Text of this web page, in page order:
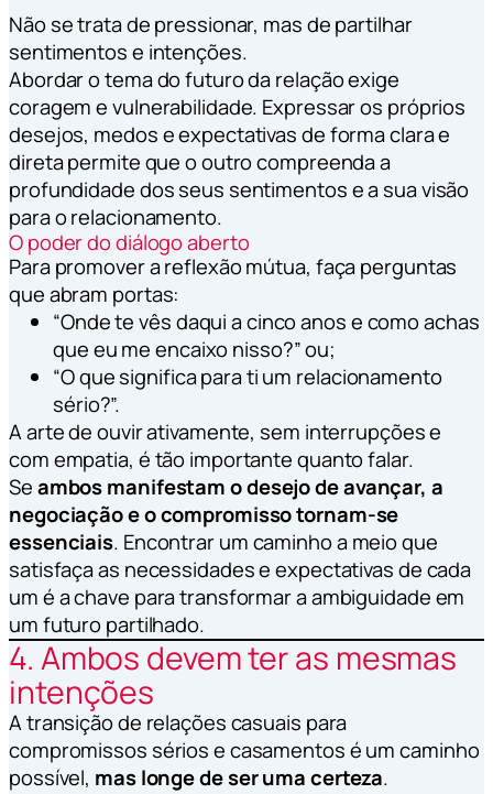
Não se trata de pressionar, mas de partilhar
sentimentos e intenções.
Abordar o tema do futuro da relação exige
coragem e vulnerabilidade. Expressar os próprios
desejos, medos e expectativas de forma clara e
direta permite que o outro compreenda a
profundidade dos seus sentimentos e a sua visão
para o relacionamento.
O poder do diálogo aberto
Para promover a reflexão mútua, faça perguntas
que abram portas:
“Onde te vês daqui a cinco anos e como achas
que eu me encaixo nisso?” ou;
“O que significa para ti um relacionamento
sério?”.
A arte de ouvir ativamente, sem interrupções e
com empatia, é tão importante quanto falar.
Seambos manifestam o desejo de avançar, a
negociação e o compromisso tornam-se
essenciais. Encontrar um caminho a meio que
satisfaça as necessidades e expectativas de cada
um é a chave para transformar a ambiguidade em
um futuro partilhado.
4. Ambos devem ter as mesmas
intenções
A transição de relações casuais para
compromissos sérios e casamentos é um caminho
possível, mas longe de ser uma certeza.